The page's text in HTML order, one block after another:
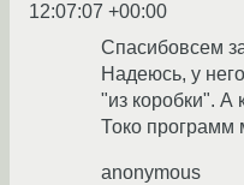
12:07:07 +00:00
Спасибовсем
Надеюсь, у
"из коробки". А
Токо программ
anonymous